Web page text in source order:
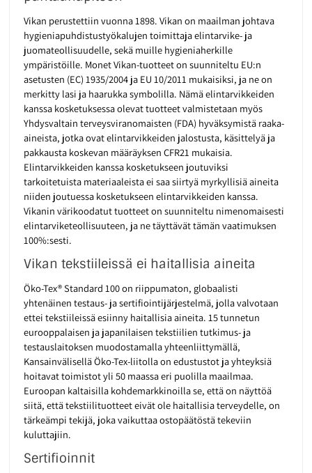
Vikan perustettiin vuonna 1898. Vikan on maailman johtava
hygieniapuhdistustyökalujen toimittaja elintarvike- ja
juomateollisuudelle, sekä muille hygieniaherkille
ympäristöille. Monet Vikan-tuotteet on suunniteltu EU:n
asetusten (EC) 1935/2004 ja EU 10/2011 mukaisiksi, ja ne on
merkitty lasi ja haarukka symbolilla. Nämä elintarvikkeiden
kanssa kosketuksessa olevat tuotteet valmistetaan myös
Yhdysvaltain terveysviranomaisten (FDA) hyväksymistä raaka-
aineista, jotka ovat elintarvikkeiden jalostusta, käsittelyä ja
pakkausta koskevan määräyksen CFR21 mukaisia.
Elintarvikkeiden kanssa kosketukseen joutuviksi
tarkoitetuista materiaaleista ei saa siirtyä myrkyllisiä aineita
niiden joutuessa kosketukseen elintarvikkeiden kanssa.
Vikanin värikoodatut tuotteet on suunniteltu nimenomaisesti
elintarviketeollisuuteen, ja ne täyttävät tämän vaatimuksen
100%:sesti.
Vikan tekstiileissä ei haitallisia aineita
Öko-Tex® Standard 100 on riippumaton, globaalisti
yhtenäinen testaus- ja sertifiointijärjestelmä, jolla valvotaan
ettei tekstiileissä esiinny haitallisia aineita. 15 tunnetun
eurooppalaisen ja japanilaisen tekstiilien tutkimus- ja
testauslaitoksen muodostamalla yhteenliittymällä,
Kansainvälisellä Öko-Tex-liitolla on edustustot ja yhteyksiä
hoitavat toimistot yli 50 maassa eri puolilla maailmaa.
Euroopan kaltaisilla kohdemarkkinoilla se, että on näyttöä
siitä, että tekstiilituotteet eivät ole haitallisia terveydelle, on
tärkeämpi tekijä, joka vaikuttaa ostopäätöstä tekeviin
kuluttajiin.
Sertifioinnit